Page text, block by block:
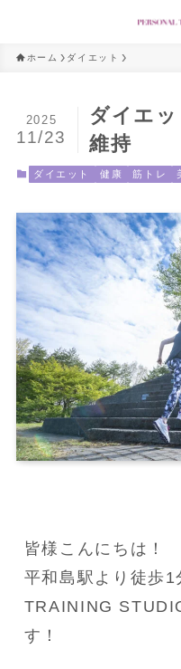
ホーム ダイエット
ダイエ
維持
2025
11/23
ダイエット 健康 筋トレ
皆様こんにちは！
平和島駅より徒歩
TRAINING
す！